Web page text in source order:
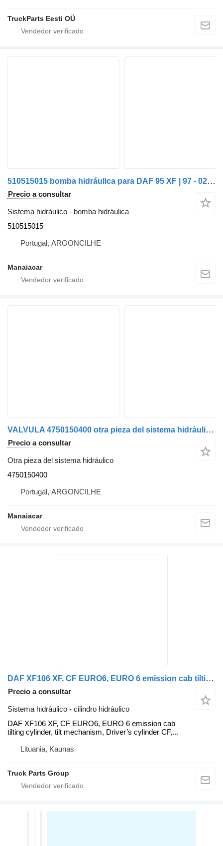
TruckParts Eesti OÜ
510515015 bomba hidráulica para DAF 95 XF | 97 - 02 cabeza tractora
Precio a consultar
Sistema hidráulico - bomba hidráulica
510515015
Portugal, ARGONCILHE
Manaiacar
VALVULA 4750150400 otra pieza del sistema hidráulico para DAF 95 XF cabeza tractora
Precio a consultar
Otra pieza del sistema hidráulico
4750150400
Portugal, ARGONCILHE
Manaiacar
DAF XF106 XF, CF EURO6, EURO 6 emission cab tilting cylinder, cab ti DAF cilindro hidráulico para DAF XF, 106XF EURO6, CF cabeza tractora
Precio a consultar
Sistema hidráulico - cilindro hidráulico
DAF XF106 XF, CF EURO6, EURO 6 emission cab
tilting cylinder, tilt mechanism, Driver’s cylinder CF,...
Lituania, Kaunas
Truck Parts Group